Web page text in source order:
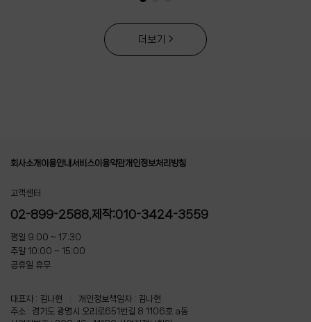
더보기
회사소개 이용안내 서비스이용약관개인정보처리방침
고객센터
02-899-2588,제작:010-3424-3559
평일 9:00 ~ 17:30
주말 10:00 ~ 15:00
공휴일 휴무
대표자 : 김나현
개인정보책임자 : 김나현
주소 : 경기도 광명시 오리로651번길 8 1106호 a동